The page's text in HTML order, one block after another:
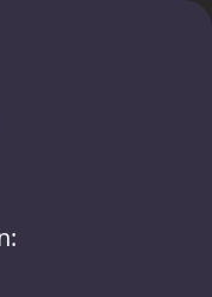
BERLIN /RSO